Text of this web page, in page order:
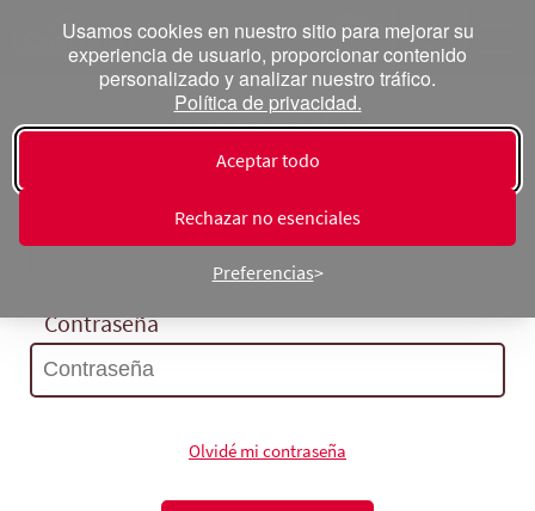
Usamos cookies en nuestro sitio para mejorar su
experiencia de usuario, proporcionar contenido
personalizado y analizar nuestro tráfico.
Política de privacidad.
Aceptar todo
Rechazar no esenciales
Preferencias
Inicia sesión
Contraseña
Olvidé mi contraseña